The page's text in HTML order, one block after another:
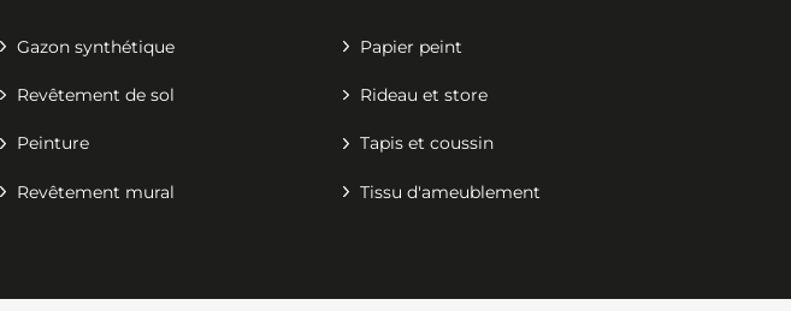
Gazon synthétique Papier peint
Revêtement de sol Rideau et store
Peinture Tapis et coussin
Revêtement mural Tissu d'ameublement